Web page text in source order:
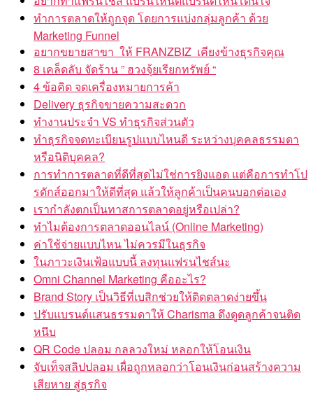
ทำการตลาดให้ถูกจุด โดยการแบ่งกลุ่มลูกค้า ด้วย
Marketing Funnel
อยากขยายสาขา ให้ FRANZBIZ เคียงข้างธุรกิจคุณ
8 เคล็ดลับ จัดร้าน ” ฮวงจุ้ยเรียกทรัพย์ “
4 ข้อคิด จดเครื่องหมายการค้า
Delivery ธุรกิจขายความสะดวก
ทำงานประจำ VS ทำธุรกิจส่วนตัว
ทำธุรกิจจดทะเบียนรูปแบบไหนดี ระหว่างบุคคลธรรมดา
หรือนิติบุคคล?
การทำการตลาดที่ดีที่สุดไม่ใช่การยิงแอด แต่คือการทำโป
รดักส์ออกมาให้ดีที่สุด แล้วให้ลูกค้าเป็นคนบอกต่อเอง
เรากำลังตกเป็นทาสการตลาดอยู่หรือเปล่า?
ทำไมต้องการตลาดออนไลน์ (Online Marketing)
ค่าใช้จ่ายแบบไหน ไม่ควรมีในธุรกิจ
ในภาวะเงินเฟ้อแบบนี้ ลงทุนแฟรนไชส์นะ
Omni Channel Marketing คืออะไร?
Brand Story เป็นวิธีที่เบสิกช่วยให้ติดตลาดง่ายขึ้น
ปรับแบรนด์แสนธรรมดาให้ Charisma ดึงดูดลูกค้าจนติด
หนึบ
QR Code ปลอม กลลวงใหม่ หลอกให้โอนเงิน
จับเท็จสลิปปลอม เผื่อถูกหลอกว่าโอนเงินก่อนสร้างความ
เสียหาย สู่ธุรกิจ